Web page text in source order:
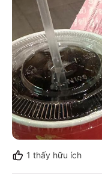
1 thấy hữu ích